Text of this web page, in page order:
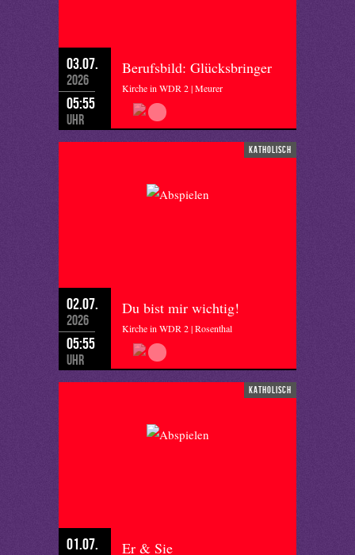
03.07.
2026
05:55
Uhr
Berufsbild: Glücksbringer
Kirche in WDR 2 | Meurer
katholisch
02.07.
2026
05:55
Uhr
Du bist mir wichtig!
Kirche in WDR 2 | Rosenthal
katholisch
01.07. Er & Sie